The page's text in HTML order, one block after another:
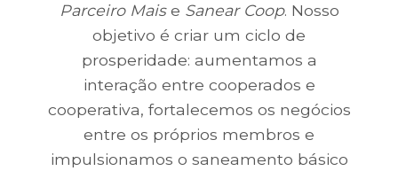
Parceiro Maise Sanear Coop. Nosso
objetivo é criar um ciclo de
prosperidade: aumentamos a
interação entre cooperados e
cooperativa, fortalecemos os negócios
entre os próprios membros e
impulsionamos o saneamento básico